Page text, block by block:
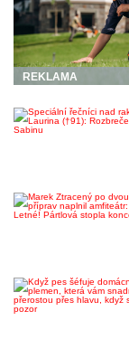
REKLAMA